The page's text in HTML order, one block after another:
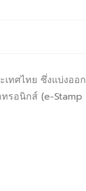
ทศไทย ซึ่งแบ่งออก
รอนิกส์ (e-Stamp